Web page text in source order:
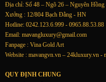
Địa chỉ: Số 48 – Ngõ 26 – Nguyên
Xưởng : 12/804 Bạch Đằng - HN
Hotline: 0242.123.6.999 - 0965.88.53.88
Email: mavangluxury@gmail.com
Fanpage : Vina Gold Art
Website : mavangvn.vn – 24kluxury.vn -
QUY ĐỊNH CHUNG